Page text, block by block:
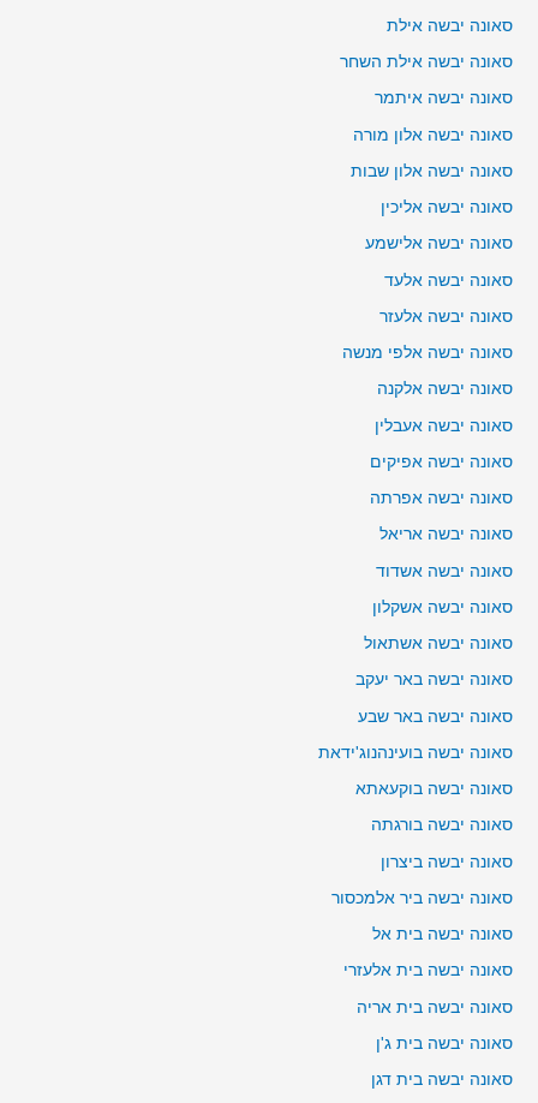
סאונה יבשה אילת
סאונה יבשה אילת השחר
סאונה יבשה איתמר
סאונה יבשה אלון מורה
סאונה יבשה אלון שבות
סאונה יבשה אליכין
סאונה יבשה אלישמע
סאונה יבשה אלעד
סאונה יבשה אלעזר
סאונה יבשה אלפי מנשה
סאונה יבשה אלקנה
סאונה יבשה אעבלין
סאונה יבשה אפיקים
סאונה יבשה אפרתה
סאונה יבשה אריאל
סאונה יבשה אשדוד
סאונה יבשה אשקלון
סאונה יבשה אשתאול
סאונה יבשה באר יעקב
סאונה יבשה באר שבע
סאונה יבשה בועינהנוג'ידאת
סאונה יבשה בוקעאתא
סאונה יבשה בורגתה
סאונה יבשה ביצרון
סאונה יבשה ביר אלמכסור
סאונה יבשה בית אל
סאונה יבשה בית אלעזרי
סאונה יבשה בית אריה
סאונה יבשה בית ג'ן
סאונה יבשה בית דגן